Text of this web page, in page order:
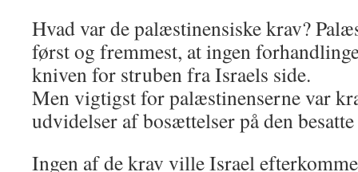
Hvad var de palæstinensiske krav?
først og fremmest, at ingen
kniven for struben fra Israels side.
Men vigtigst for palæstinenserne var
udvidelser af bosættelser på den
Ingen af de krav ville Israel